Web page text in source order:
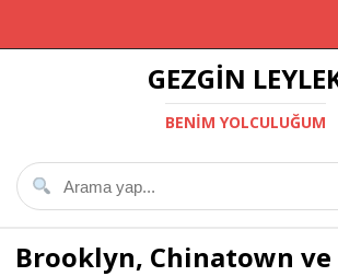
GEZGIN
BENIM YOLCULUĞUM
Brooklyn, Chinatown